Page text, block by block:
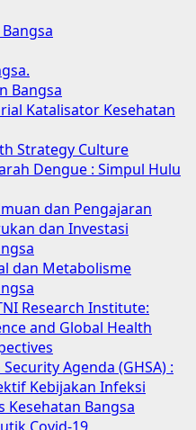
Bangsa
Katalisator Kesehatan
Strategy Culture
Dengue : Simpul Hulu
dan Pengajaran
dan Investasi
dan Metabolisme
Research Institute:
and Global Health
Agenda (GHSA) :
Kebijakan Infeksi
Bangsa